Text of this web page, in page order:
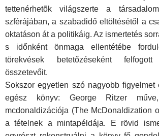
tettenérhetõk világszerte a
szférájában, a szabadidő eltöltésétől a
oktatáson át a politikáig. Az ismertetés
s időnként önmaga ellentétébe
törekvések betetőzéseként felfogott
összetevőit.
Sokszor egyetlen szó nagyobb figyelmet
egész könyv: George Ritzer
mcdonaldizációja (The McDonaldization
a tételnek a mintapéldája. E rövid